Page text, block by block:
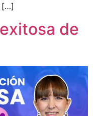
[…]
de